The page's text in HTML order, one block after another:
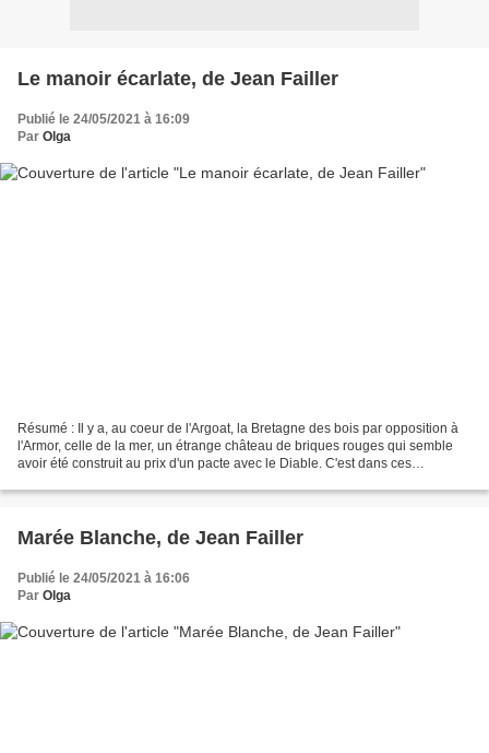
Le manoir écarlate, de Jean Failler
Publié le 24/05/2021 à 16:09
Par Olga
Résumé : Il y a, au coeur de l'Argoat, la Bretagne des bois par opposition à
l'Armor, celle de la mer, un étrange château de briques rouges qui semble
avoir été construit au prix d'un pacte avec le Diable. C'est dans ces
Marée Blanche, de Jean Failler
Publié le 24/05/2021 à 16:06
Par Olga